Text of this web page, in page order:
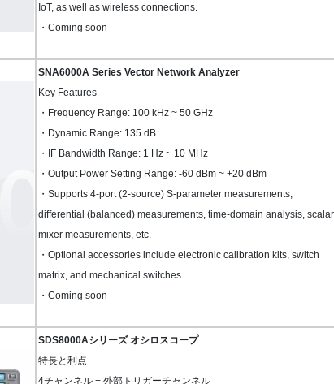
IoT, as well as wireless connections.
・Coming soon
SNA6000A Series Vector Network Analyzer
Key Features
・Frequency Range: 100 kHz ~ 50 GHz
・Dynamic Range: 135 dB
・IF Bandwidth Range: 1 Hz ~ 10 MHz
・Output Power Setting Range: -60 dBm ~ +20 dBm
・Supports 4-port (2-source) S-parameter measurements,
differential (balanced) measurements, time-domain analysis, scalar
mixer measurements, etc.
・Optional accessories include electronic calibration kits, switch
matrix, and mechanical switches.
・Coming soon
SDS8000Aシリーズ オシロスコープ
特長と利点
4チャンネル + 外部トリガーチャンネル